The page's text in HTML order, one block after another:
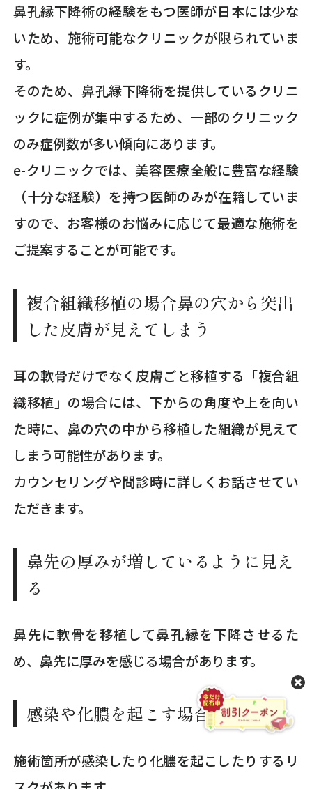
鼻孔縁下降術の経験をもつ医師が日本には少な
いため、施術可能なクリニックが限られていま
す。
そのため、鼻孔縁下降術を提供しているクリニ
ックに症例が集中するため、一部のクリニック
のみ症例数が多い傾向にあります。
e-クリニックでは、美容医療全般に豊富な経験
（十分な経験）を持つ医師のみが在籍していま
すので、お客様のお悩みに応じて最適な施術を
ご提案することが可能です。
複合組織移植の場合鼻の穴から突出
した皮膚が見えてしまう
耳の軟骨だけでなく皮膚ごと移植する「複合組
織移植」の場合には、下からの角度や上を向い
た時に、鼻の穴の中から移植した組織が見えて
しまう可能性があります。
カウンセリングや問診時に詳しくお話させてい
ただきます。
鼻先の厚みが増しているように見え
る
鼻先に軟骨を移植して鼻孔縁を下降させるた
め、鼻先に厚みを感じる場合があります。
感染や化膿を起こす場合がある
施術箇所が感染したり化膿を起こしたりするリ